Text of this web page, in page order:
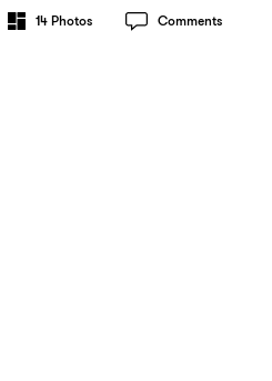
14Photos Comments